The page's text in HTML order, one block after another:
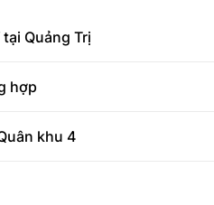
Quảng Trị
hợp
khu 4